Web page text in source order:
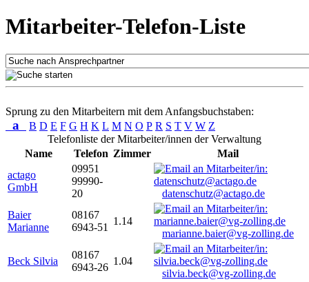
Mitarbeiter-Telefon-Liste
Sprung zu den Mitarbeitern mit dem Anfangsbuchstaben:
a B D E F G H K L M N O P R S T V W Z
Telefonliste der Mitarbeiter/innen der Verwaltung
Name
Telefon Zimmer
Mail
actago
GmbH
09951
99990-
20
datenschutz@actago.de
Baier
Marianne
08167
6943-51
1.14
marianne.baier@vg-zolling.de
Beck Silvia
08167
6943-26
1.04
silvia.beck@vg-zolling.de